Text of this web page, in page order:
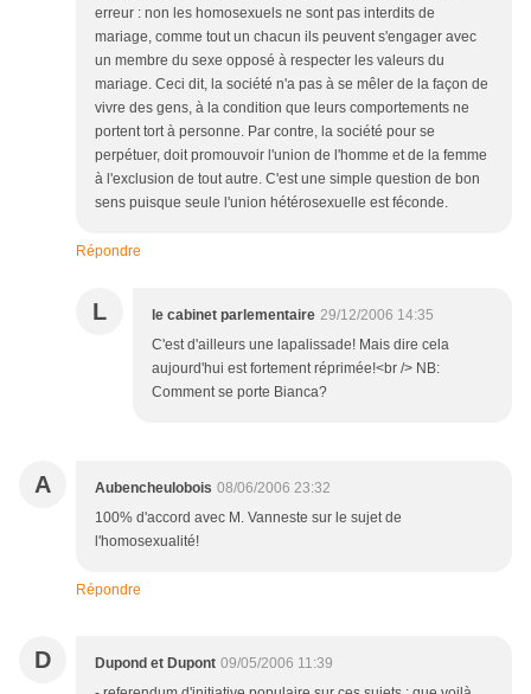
erreur : non les homosexuels ne sont pas interdits de
mariage, comme tout un chacun ils peuvent s'engager avec
un membre du sexe opposé à respecter les valeurs du
mariage. Ceci dit, la société n'a pas à se mêler de la façon de
vivre des gens, à la condition que leurs comportements ne
portent tort à personne. Par contre, la société pour se
perpétuer, doit promouvoir l'union de l'homme et de la femme
à l'exclusion de tout autre. C'est une simple question de bon
sens puisque seule l'union hétérosexuelle est féconde.
Répondre
L le cabinet parlementaire 29/12/2006 14:35
C'est d'ailleurs une lapalissade! Mais dire cela
aujourd'hui est fortement réprimée!<br /> NB:
Comment se porte Bianca?
A Aubencheulobois 08/06/2006 23:32
100% d'accord avec M. Vanneste sur le sujet de
l'homosexualité!
Répondre
D Dupond et Dupont 09/05/2006 11:39